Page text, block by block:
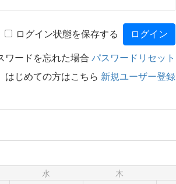
ログイン状態を保存する
ワードを忘れた場合 パスワードリセット
はじめての方はこちら 新規ユーザー登録
水 木